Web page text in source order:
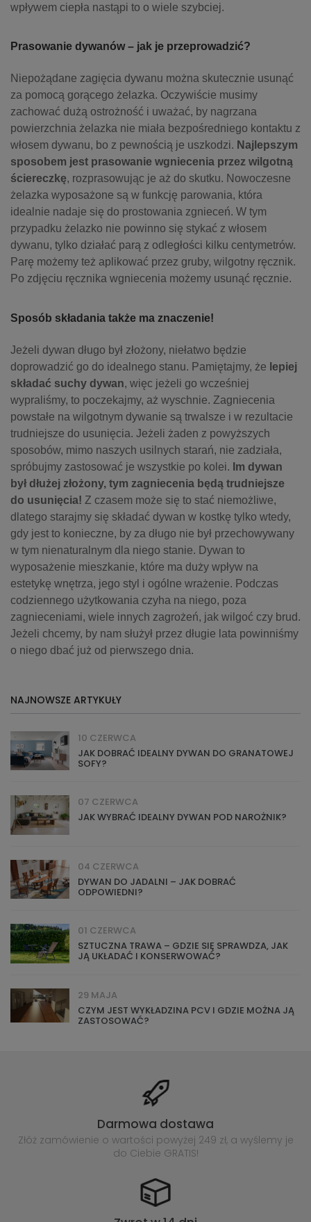
wpływem ciepła nastąpi to o wiele szybciej.
Prasowanie dywanów – jak je przeprowadzić?
Niepożądane zagięcia dywanu można skutecznie usunąć
za pomocą gorącego żelazka. Oczywiście musimy
zachować dużą ostrożność i uważać, by nagrzana
powierzchnia żelazka nie miała bezpośredniego kontaktu z
włosem dywanu, bo z pewnością je uszkodzi. Najlepszym
sposobem jest prasowanie wgniecenia przez wilgotną
ściereczkę, rozprasowując je aż do skutku. Nowoczesne
żelazka wyposażone są w funkcję parowania, która
idealnie nadaje się do prostowania zgnieceń. W tym
przypadku żelazko nie powinno się stykać z włosem
dywanu, tylko działać parą z odległości kilku centymetrów.
Parę możemy też aplikować przez gruby, wilgotny ręcznik.
Po zdjęciu ręcznika wgniecenia możemy usunąć ręcznie.
Sposób składania także ma znaczenie!
Jeżeli dywan długo był złożony, niełatwo będzie
doprowadzić go do idealnego stanu. Pamiętajmy, że lepiej
składać suchy dywan, więc jeżeli go wcześniej
wypraliśmy, to poczekajmy, aż wyschnie. Zagniecenia
powstałe na wilgotnym dywanie są trwalsze i w rezultacie
trudniejsze do usunięcia. Jeżeli żaden z powyższych
sposobów, mimo naszych usilnych starań, nie zadziała,
spróbujmy zastosować je wszystkie po kolei. Im dywan
był dłużej złożony, tym zagniecenia będą trudniejsze
do usunięcia! Z czasem może się to stać niemożliwe,
dlatego starajmy się składać dywan w kostkę tylko wtedy,
gdy jest to konieczne, by za długo nie był przechowywany
w tym nienaturalnym dla niego stanie. Dywan to
wyposażenie mieszkanie, które ma duży wpływ na
estetykę wnętrza, jego styl i ogólne wrażenie. Podczas
codziennego użytkowania czyha na niego, poza
zagnieceniami, wiele innych zagrożeń, jak wilgoć czy brud.
Jeżeli chcemy, by nam służył przez długie lata powinniśmy
o niego dbać już od pierwszego dnia.
NAJNOWSZE ARTYKUŁY
10 CZERWCA
JAK DOBRAĆ IDEALNY DYWAN DO GRANATOWEJ
SOFY?
07 CZERWCA
JAK WYBRAĆ IDEALNY DYWAN POD NAROŻNIK?
04 CZERWCA
DYWAN DO JADALNI – JAK DOBRAĆ
ODPOWIEDNI?
01 CZERWCA
SZTUCZNA TRAWA – GDZIE SIĘ SPRAWDZA, JAK
JĄ UKŁADAĆ I KONSERWOWAĆ?
29 MAJA
CZYM JEST WYKŁADZINA PCV I GDZIE MOŻNA JĄ
ZASTOSOWAĆ?
Darmowa dostawa
Złóż zamówienie o wartości powyżej 249 zł, a wyślemy je
do Ciebie GRATIS!